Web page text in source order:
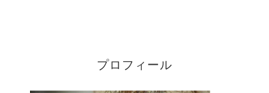
プロフィール